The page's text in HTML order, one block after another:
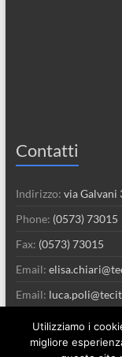
Contatti
Indirizzo: via Galvani
Phone: (0573) 73015
Fax: (0573) 73015
Email:
Email:
Utilizziamo i
migliore